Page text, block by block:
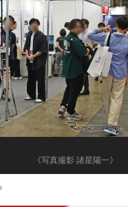
《写真撮影 諸星陽一》